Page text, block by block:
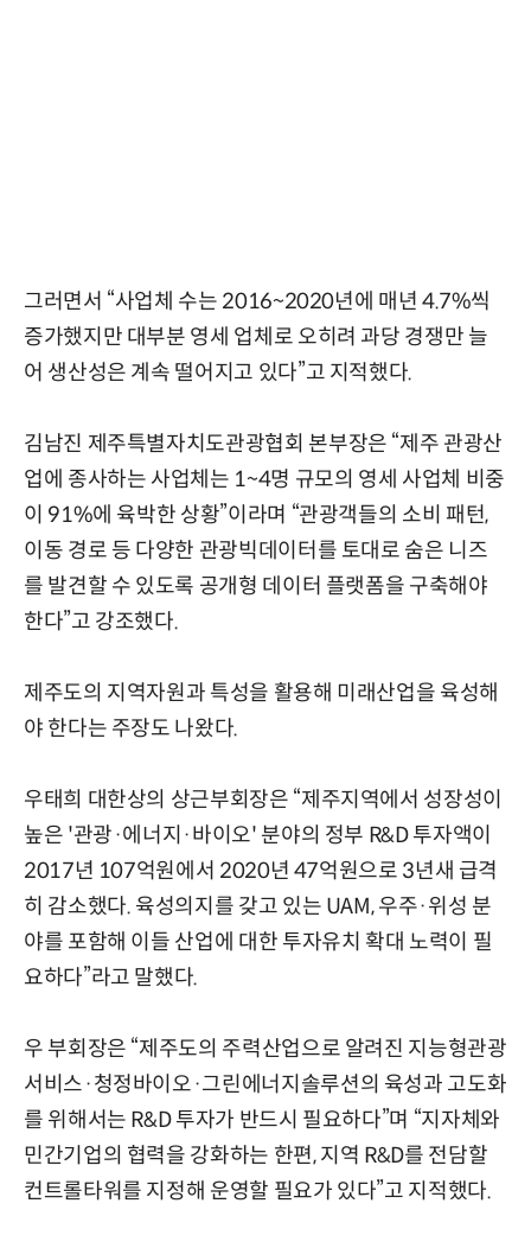
그러면서 “사업체 수는 2016~2020년에 매년 4.7%씩
증가했지만 대부분 영세 업체로 오히려 과당 경쟁만 늘
어 생산성은 계속 떨어지고 있다”고 지적했다.
김남진 제주특별자치도관광협회 본부장은 “제주 관광산
업에 종사하는 사업체는 1~4명 규모의 영세 사업체 비중
이 91%에 육박한 상황”이라며 “관광객들의 소비 패턴,
이동 경로 등 다양한 관광빅데이터를 토대로 숨은 니즈
를 발견할 수 있도록 공개형 데이터 플랫폼을 구축해야
한다”고 강조했다.
제주도의 지역자원과 특성을 활용해 미래산업을 육성해
야 한다는 주장도 나왔다.
우태희 대한상의 상근부회장은 “제주지역에서 성장성이
높은 '관광·에너지·바이오' 분야의 정부 R&D 투자액이
2017년 107억원에서 2020년 47억원으로 3년새 급격
히 감소했다. 육성의지를 갖고 있는 UAM, 우주·위성 분
야를 포함해 이들 산업에 대한 투자유치 확대 노력이 필
요하다”라고 말했다.
우 부회장은 “제주도의 주력산업으로 알려진 지능형관광
서비스·청정바이오·그린에너지솔루션의 육성과 고도화
를 위해서는 R&D 투자가 반드시 필요하다”며 “지자체와
민간기업의 협력을 강화하는 한편, 지역 R&D를 전담할
컨트롤타워를 지정해 운영할 필요가 있다”고 지적했다.